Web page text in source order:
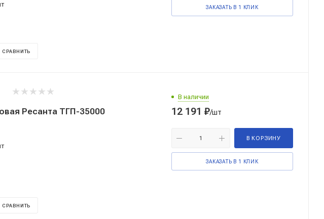
СРАВНИТЬ
ЗАКАЗАТЬ В 1 КЛИК
Ресанта ТГП-35000
СРАВНИТЬ
В наличии
12 191 ₽/шт
В КОРЗИНУ
ЗАКАЗАТЬ В 1 КЛИК